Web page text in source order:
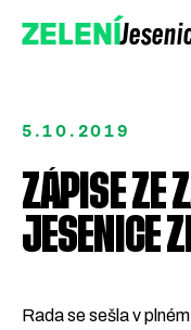
ZELENÍ
5.10.2019
ZÁPISE ZE
JESENICE
Rada se sešla v